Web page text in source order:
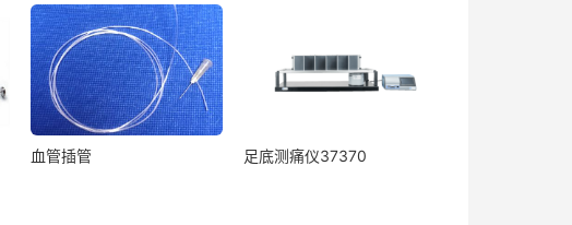
血管插管 足底测痛仪37370